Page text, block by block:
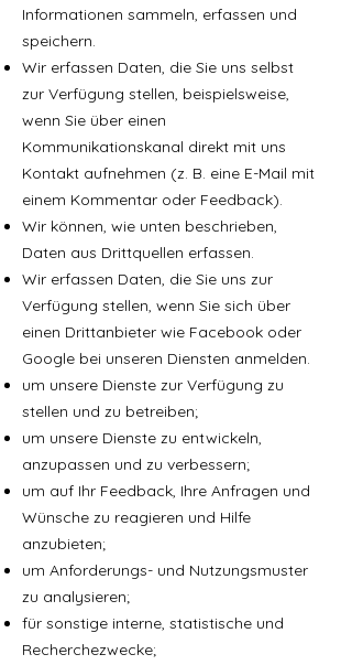
Informationen sammeln, erfassen und
speichern.
Wir erfassen Daten, die Sie uns selbst
zur Verfügung stellen, beispielsweise,
wenn Sie über einen
Kommunikationskanal direkt mit uns
Kontakt aufnehmen (z. B. eine E-Mail mit
einem Kommentar oder Feedback).
Wir können, wie unten beschrieben,
Daten aus Drittquellen erfassen.
Wir erfassen Daten, die Sie uns zur
Verfügung stellen, wenn Sie sich über
einen Drittanbieter wie Facebook oder
Google bei unseren Diensten anmelden.
um unsere Dienste zur Verfügung zu
stellen und zu betreiben;
um unsere Dienste zu entwickeln,
anzupassen und zu verbessern;
um auf Ihr Feedback, Ihre Anfragen und
Wünsche zu reagieren und Hilfe
anzubieten;
um Anforderungs- und Nutzungsmuster
zu analysieren;
für sonstige interne, statistische und
Recherchezwecke;